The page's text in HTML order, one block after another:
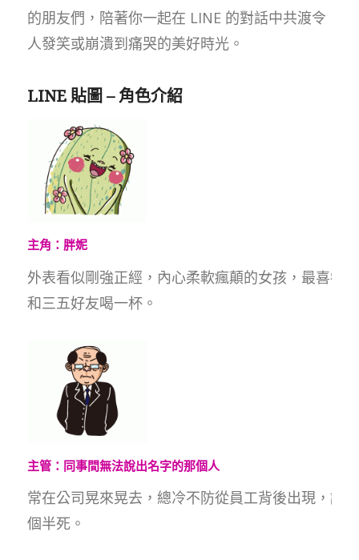
的朋友們，陪著你一起在 LINE 的對話中共渡令
人發笑或崩潰到痛哭的美好時光。
LINE 貼圖 – 角色介紹
主角：胖妮
外表看似剛強正經，內心柔軟瘋顛的女孩，最喜歡
和三五好友喝一杯。
主管：同事間無法說出名字的那個人
常在公司晃來晃去，總冷不防從員工背後出現，讓
個半死。